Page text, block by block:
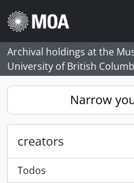
Skip to main content
Archival holdings at the
University of British
Narrow
creators
Todos